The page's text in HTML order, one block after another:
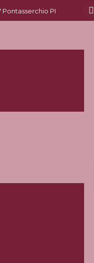
Pontasserchio PI